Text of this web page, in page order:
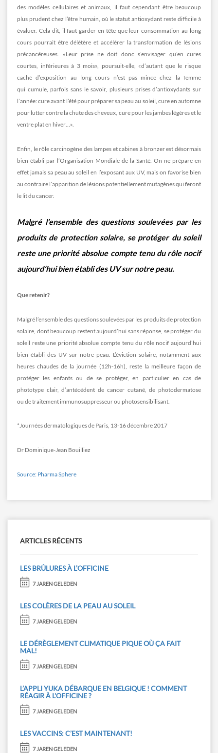
des modèles cellulaires et animaux, il faut cependant être beaucoup
plus prudent chez l’être humain, où le statut antioxydant reste difficile à
évaluer. Cela dit, il faut garder en tête que leur consommation au long
cours pourrait être délétère et accélérer la transformation de lésions
précancéreuses. «Leur prise ne doit donc s’envisager qu’en cures
courtes, inférieures à 3 mois», poursuit-elle, «d’autant que le risque
caché d’exposition au long cours n’est pas mince chez la femme
qui cumule, parfois sans le savoir, plusieurs prises d’antioxydants sur
l’année: cure avant l’été pour préparer sa peau au soleil, cure en automne
pour lutter contre la chute des cheveux, cure pour les jambes légères et le
ventre plat en hiver…».
Enfin, le rôle carcinogène des lampes et cabines à bronzer est désormais
bien établi par l’Organisation Mondiale de la Santé. On ne prépare en
effet jamais sa peau au soleil en l’exposant aux UV, mais on favorise bien
au contraire l’apparition de lésions potentiellement mutagènes qui feront
le lit du cancer.
Malgré l’ensemble des questions soulevées par les
produits de protection solaire, se protéger du soleil
reste une priorité absolue compte tenu du rôle nocif
aujourd’hui bien établi des UV sur notre peau.
Que retenir?
Malgré l’ensemble des questions soulevées par les produits de protection
solaire, dont beaucoup restent aujourd’hui sans réponse, se protéger du
soleil reste une priorité absolue compte tenu du rôle nocif aujourd’hui
bien établi des UV sur notre peau. L’éviction solaire, notamment aux
heures chaudes de la journée (12h-16h), reste la meilleure façon de
protéger les enfants ou de se protéger, en particulier en cas de
phototype clair, d’antécédent de cancer cutané, de photodermatose
ou de traitement immunosuppresseur ou photosensibilisant.
*Journées dermatologiques de Paris, 13-16 décembre 2017
Dr Dominique-Jean Bouilliez
Source: Pharma Sphere
ARTICLES RÉCENTS
LES BRÛLURES À L’OFFICINE
7 JAREN GELEDEN
LES COLÈRES DE LA PEAU AU SOLEIL
7 JAREN GELEDEN
LE DÉRÈGLEMENT CLIMATIQUE PIQUE OÙ ÇA FAIT
MAL!
7 JAREN GELEDEN
L’APPLI YUKA DÉBARQUE EN BELGIQUE ! COMMENT
RÉAGIR À L'OFFICINE ?
7 JAREN GELEDEN
LES VACCINS: C’EST MAINTENANT!
7 JAREN GELEDEN